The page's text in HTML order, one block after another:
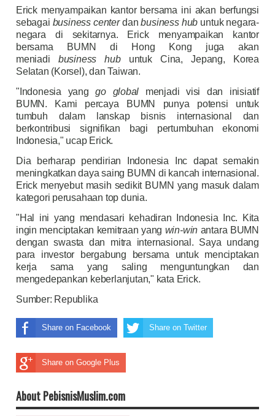
Erick menyampaikan kantor bersama ini akan berfungsi
sebagai business centerdanbusiness hub untuk negara-
negara di sekitarnya. Erick menyampaikan kantor
bersama BUMN di Hong Kong juga akan
meniadi business hubuntuk Cina, Jepang, Korea
Selatan (Korsel), dan Taiwan.
"Indonesia yanggo global menjadi visi dan inisiatif
BUMN. Kami percaya BUMN punya potensi untuk
tumbuh dalam lanskap bisnis internasional dan
berkontribusi signifikan bagi pertumbuhan ekonomi
Indonesia," ucap Erick.
Dia berharap pendirian Indonesia Inc dapat semakin
meningkatkan daya saing BUMN di kancah internasional.
Erick menyebut masih sedikit BUMN yang masuk dalam
kategori perusahaan top dunia.
"Hal ini yang mendasari kehadiran Indonesia Inc. Kita
ingin menciptakan kemitraan yang win-win antara BUMN
dengan swasta dan mitra internasional. Saya undang
para investor bergabung bersama untuk menciptakan
kerja sama yang saling menguntungkan dan
mengedepankan keberlanjutan," kata Erick.
Sumber: Republika
Share on Facebook Share on Twitter
Share on Google Plus
About PebisnisMuslim.com